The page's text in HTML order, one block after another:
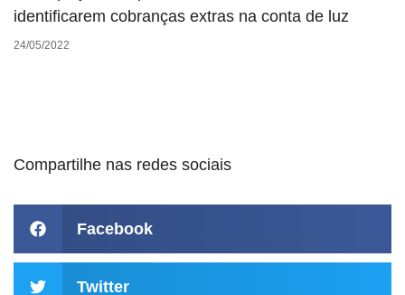
identificarem cobranças extras na conta de luz
24/05/2022
Compartilhe nas redes sociais
Facebook
Twitter